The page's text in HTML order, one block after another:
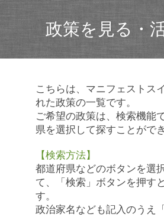
政策を見る・
こちらは、マニフェストス
れた政策の一覧です。
ご希望の政策は、検索機能
県を選択して探すことがで
【検索方法】
都道府県などのボタンを選
て、「検索」ボタンを押す
す。
政治家名なども記入のうえ